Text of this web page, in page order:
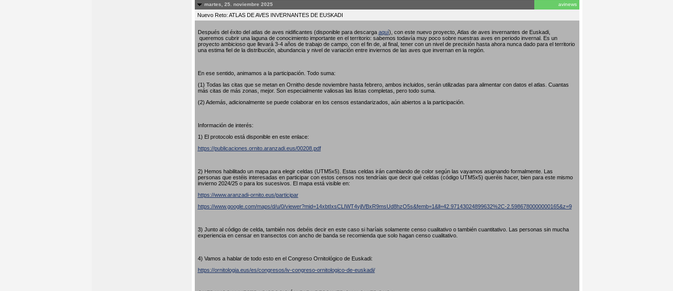
martes, 25. noviembre 2025 avinews
Nuevo Reto: ATLAS DE AVES INVERNANTES DE EUSKADI
Después del éxito del atlas de aves nidificantes (disponible para descarga aquí), con este nuevo proyecto, Atlas de aves invernantes de Euskadi,
queremos cubrir una laguna de conocimiento importante en el territorio: sabemos todavía muy poco sobre nuestras aves en periodo invernal. Es un
proyecto ambicioso que llevará 3-4 años de trabajo de campo, con el fin de, al final, tener con un nivel de precisión hasta ahora nunca dado para el territorio
una estima fiel de la distribución, abundancia y nivel de variación entre inviernos de las aves que invernan en la región.
En ese sentido, animamos a la participación. Todo suma:
(1) Todas las citas que se metan en Ornitho desde noviembre hasta febrero, ambos incluidos, serán utilizadas para alimentar con datos el atlas. Cuantas
más citas de más zonas, mejor. Son especialmente valiosas las listas completas, pero todo suma.
(2) Además, adicionalmente se puede colaborar en los censos estandarizados, aún abiertos a la participación.
Información de interés:
1) El protocolo está disponible en este enlace:
https://publicaciones.ornito.aranzadi.eus/00208.pdf
2) Hemos habilitado un mapa para elegir celdas (UTM5x5). Estas celdas irán cambiando de color según las vayamos asignando formalmente. Las
personas que estéis interesadas en participar con estos censos nos tendríais que decir qué celdas (código UTM5x5) queréis hacer, bien para este mismo
invierno 2024/25 o para los sucesivos. El mapa está visible en:
https://www.aranzadi-ornito.eus/participar
https://www.google.com/maps/d/u/0/viewer?mid=14xbtIxsCLIWT4vjlVBxR9msUd8hzO5s&femb=1&ll=42.97143024899632%2C-2.5986780000000165&z=9
3) Junto al código de celda, también nos debéis decir en este caso si haríais solamente censo cualitativo o también cuantitativo. Las personas sin mucha
experiencia en censar en transectos con ancho de banda se recomienda que solo hagan censo cualitativo.
4) Vamos a hablar de todo esto en el Congreso Ornitológico de Euskadi:
https://ornitologia.eus/es/congresos/iv-congreso-ornitologico-de-euskadi/